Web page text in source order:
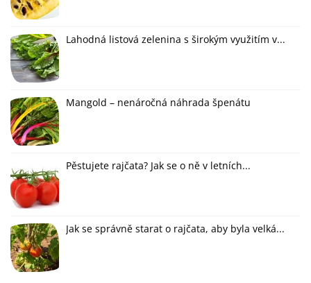
Lahodná listová zelenina s širokým využitím v...
Mangold – nenáročná náhrada špenátu
Pěstujete rajčata? Jak se o ně v letních...
Jak se správně starat o rajčata, aby byla velká...